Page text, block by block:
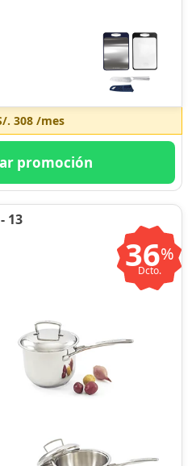
. 308/mes
promoción
13
36%
Dcto.